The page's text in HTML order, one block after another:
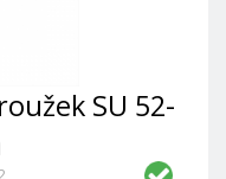
SU 52-